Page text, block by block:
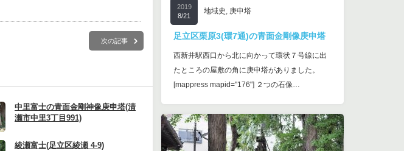
次の記事
中里富士の青面金剛神像庚申塔(清
瀬市中里3丁目991)
綾瀬富士(足立区綾瀬 4-9)
2019
8/21
地域史 , 庚申塔
足立区栗原3(環7通)の青面金剛像庚申塔
西新井駅西口から北に向かって環状７号線に出
たところの屋敷の角に庚申塔がありました。
[mappress mapid="176"] ２つの石像…